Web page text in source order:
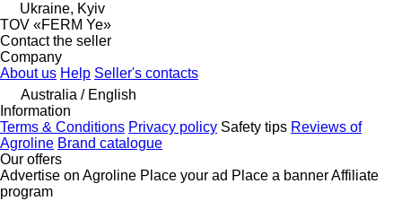
Ukraine, Kyiv
TOV «FERM Ye»
Contact the seller
Company
About us Help Seller's contacts
Australia / English
Information
Terms & Conditions Privacy policy Safety tips Reviews of
Agroline Brand catalogue
Our offers
Advertise on Agroline Place your ad Place a bannerAffiliate
program